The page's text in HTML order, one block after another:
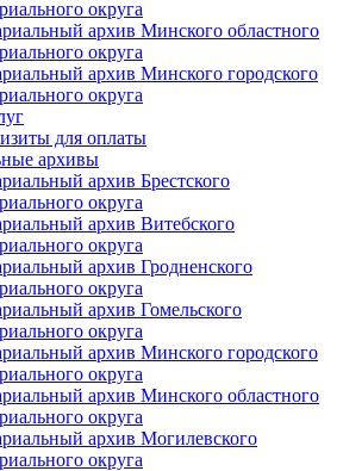
округа
архив Минского областного
округа
архив Минского городского
округа
для оплаты
архивы
архив Брестского
округа
архив Витебского
округа
архив Гродненского
округа
архив Гомельского
округа
архив Минского городского
округа
архив Минского областного
округа
архив Могилевского
округа